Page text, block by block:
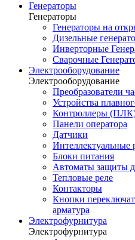
Генераторы
Генераторы
Генераторы на
Дизельные
Инверторные
Сварочные
Электрооборудование
Электрооборудование
Преобразователи
Устройства
Контроллеры
Панели оператора
Датчики
Интеллектуальные
Блоки питания
Автоматы защиты
Тепловые реле
Контакторы
Кнопки
арматура
Электрофурнитура
Электрофурнитура